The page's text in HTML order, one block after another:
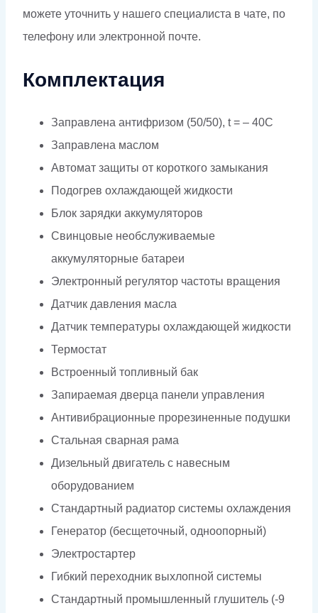
можете уточнить у нашего специалиста в чате, по
телефону или электронной почте.
Комплектация
Заправлена антифризом (50/50), t = – 40C
Заправлена маслом
Автомат защиты от короткого замыкания
Подогрев охлаждающей жидкости
Блок зарядки аккумуляторов
Свинцовые необслуживаемые
аккумуляторные батареи
Электронный регулятор частоты вращения
Датчик давления масла
Датчик температуры охлаждающей жидкости
Термостат
Встроенный топливный бак
Запираемая дверца панели управления
Антивибрационные прорезиненные подушки
Стальная сварная рама
Дизельный двигатель с навесным
оборудованием
Стандартный радиатор системы охлаждения
Генератор (бесщеточный, одноопорный)
Электростартер
Гибкий переходник выхлопной системы
Стандартный промышленный глушитель (-9